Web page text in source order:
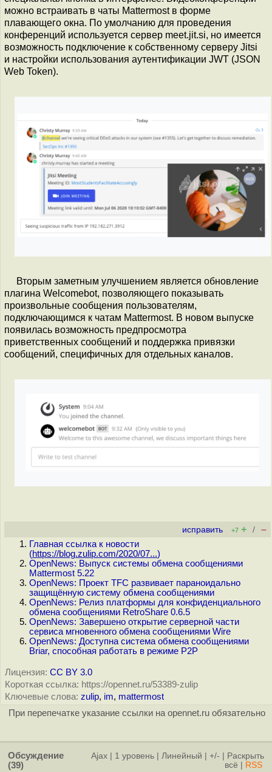
можно встраивать в чаты Mattermost в форме
плавающего окна. По умолчанию для проведения
конференций используется сервер meet.jit.si, но имеется
возможность подключение к собственному серверу Jitsi
и настройки использования аутентификации JWT (JSON
Web Token).
Вторым заметным улучшением является обновление
плагина Welcomebot, позволяющего показывать
произвольные сообщения пользователям,
подключающимся к чатам Mattermost. В новом выпуске
появилась возможность предпросмотра
приветственных сообщений и поддержка привязки
сообщений, специфичных для отдельных каналов.
исправить +7 + / –
Главная ссылка к новости
(https://blog.zulip.com/2020/07...)
OpenNews: Выпуск системы обмена сообщениями
Mattermost 5.22
OpenNews: Проект TFC развивает параноидально
защищённую систему обмена сообщениями
OpenNews: Релиз платформы для конфиденциального
обмена сообщениями RetroShare 0.6.5
OpenNews: Завершено открытие серверной части
сервиса мгновенного обмена сообщениями Wire
OpenNews: Доступна система обмена сообщениями
Briar, способная работать в режиме P2P
Лицензия: CC BY 3.0
Короткая ссылка: https://opennet.ru/53389-zulip
Ключевые слова: zulip, im, mattermost
При перепечатке указание ссылки на opennet.ru обязательно
Обсуждение
(39)
Ajax 1 уровень Линейный +/-
Раскрыть
всё
RSS